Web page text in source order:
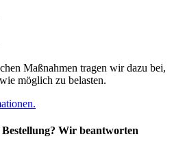
Maßnahmen tragen wir dazu bei,
möglich zu belasten.
Wir beantworten